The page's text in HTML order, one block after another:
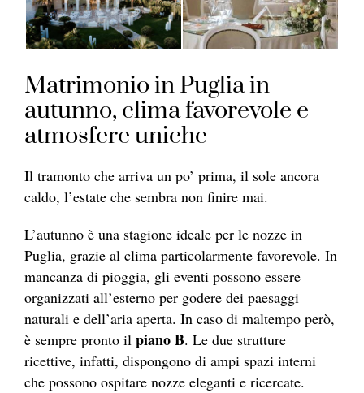
Matrimonio in Puglia in
autunno, clima favorevole e
atmosfere uniche
Il tramonto che arriva un po’ prima, il sole ancora
caldo, l’estate che sembra non finire mai.
L’autunno è una stagione ideale per le nozze in
Puglia, grazie al clima particolarmente favorevole. In
mancanza di pioggia, gli eventi possono essere
organizzati all’esterno per godere dei paesaggi
naturali e dell’aria aperta. In caso di maltempo però,
è sempre pronto il piano B. Le due strutture
ricettive, infatti, dispongono di ampi spazi interni
che possono ospitare nozze eleganti e ricercate.